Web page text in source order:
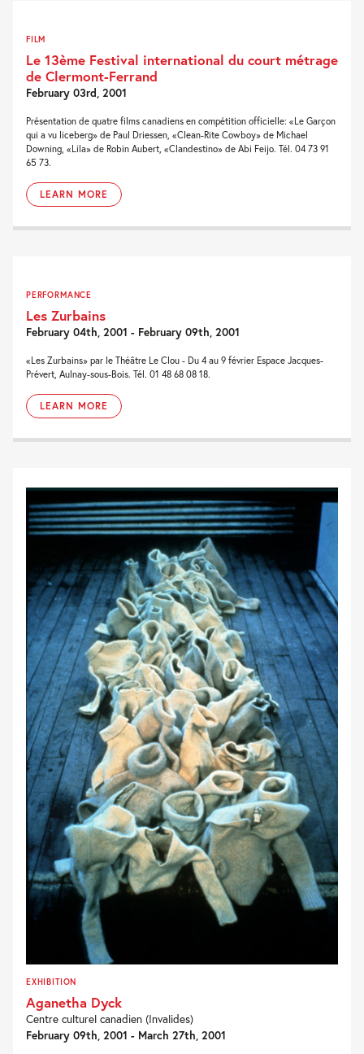
FILM
Le 13ème Festival international du court métrage
de Clermont-Ferrand
February 03rd, 2001
Présentation de quatre films canadiens en compétition officielle: «Le Garçon
qui a vu liceberg» de Paul Driessen, «Clean-Rite Cowboy» de Michael
Downing, «Lila» de Robin Aubert, «Clandestino» de Abi Feijo. Tél. 04 73 91
65 73.
LEARN MORE
PERFORMANCE
Les Zurbains
February 04th, 2001 - February 09th, 2001
«Les Zurbains» par le Théâtre Le Clou - Du 4 au 9 février Espace Jacques-
Prévert, Aulnay-sous-Bois. Tél. 01 48 68 08 18.
LEARN MORE
EXHIBITION
Aganetha Dyck
Centre culturel canadien (Invalides)
February 09th, 2001 - March 27th, 2001